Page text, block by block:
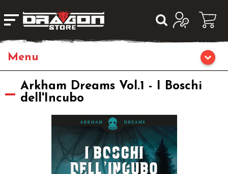
Giochi da Tavolo
Fumetti & Romanzi
Arkham Dreams Vol.1 - I Boschi
dell'Incubo